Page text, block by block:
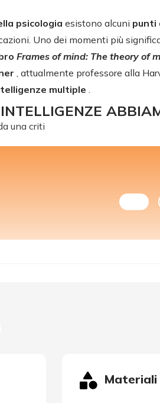
psicologia esistono alcuni punti
Uno dei momenti più
Frames of mind: The theory of
, attualmente professore alla
multiple .
una criti
Materiali